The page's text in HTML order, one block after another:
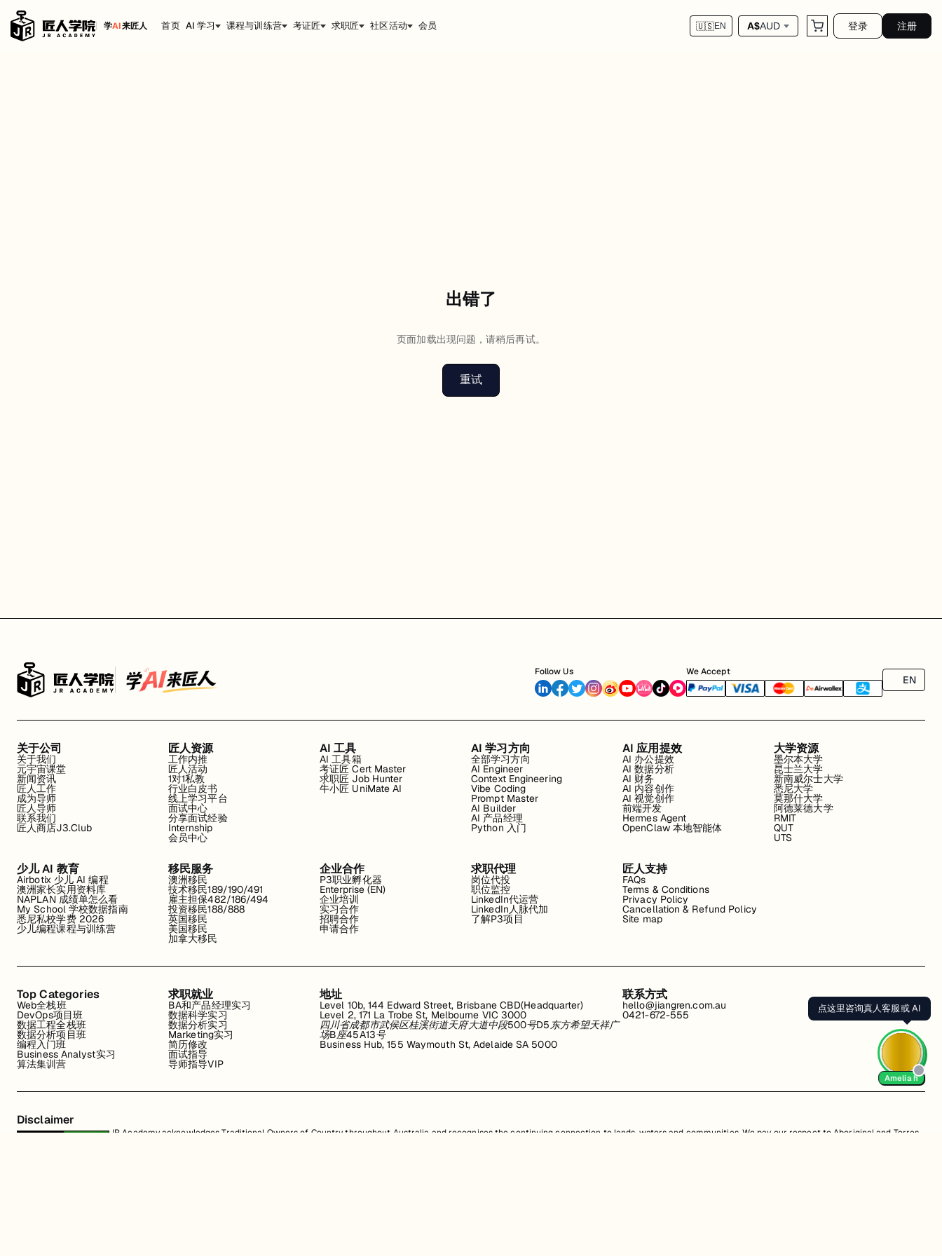
学AI来匠人 首页 AI 学习 课程与训练营 考证匠 求职匠 社区活动 会员 🇺🇸EN A$AUD 登录 注册
出错了
页面加载出现问题，请稍后再试。
重试
Follow Us We Accept
EN
关于公司
关于我们
元宇宙课堂
新闻资讯
匠人工作
成为导师
匠人导师
联系我们
匠人商店J3.Club
匠人资源
工作内推
匠人活动
1对1私教
行业白皮书
线上学习平台
面试中心
分享面试经验
Internship
会员中心
AI 工具
AI 工具箱
考证匠 Cert Master
求职匠 Job Hunter
牛小匠 UniMate AI
AI 学习方向
全部学习方向
AI Engineer
Context Engineering
Vibe Coding
Prompt Master
AI Builder
AI 产品经理
Python 入门
AI 应用提效
AI 办公提效
AI 数据分析
AI 财务
AI 内容创作
AI 视觉创作
前端开发
Hermes Agent
OpenClaw 本地智能体
大学资源
墨尔本大学
昆士兰大学
新南威尔士大学
悉尼大学
莫那什大学
阿德莱德大学
RMIT
QUT
UTS
少儿 AI 教育
Airbotix 少儿 AI 编程
澳洲家长实用资料库
NAPLAN 成绩单怎么看
My School 学校数据指南
悉尼私校学费 2026
少儿编程课程与训练营
移民服务
澳洲移民
技术移民189/190/491
雇主担保482/186/494
投资移民188/888
英国移民
美国移民
加拿大移民
企业合作
P3职业孵化器
Enterprise (EN)
企业培训
实习合作
招聘合作
申请合作
求职代理
岗位代投
职位监控
LinkedIn代运营
LinkedIn人脉代加
了解P3项目
匠人支持
FAQs
Terms & Conditions
Privacy Policy
Cancellation & Refund Policy
Site map
Top Categories
Web全栈班
DevOps项目班
数据工程全栈班
数据分析项目班
编程入门班
Business Analyst实习
算法集训营
求职就业
BA和产品经理实习
数据科学实习
数据分析实习
Marketing实习
简历修改
面试指导
导师指导VIP
地址
Level 10b, 144 Edward Street, Brisbane CBD(Headquarter)
Level 2, 171 La Trobe St, Melbourne VIC 3000
四川省成都市武侯区桂溪街道天府大道中段500号D5东方希望天祥广
场B座45A13号
Business Hub, 155 Waymouth St, Adelaide SA 5000
联系方式
hello@jiangren.com.au
0421-672-555
Disclaimer
JR Academy acknowledges Traditional Owners of Country throughout Australia and recognises the continuing connection to lands, waters and communities. We pay our respect to Aboriginal and Torres
点这里咨询真人客服或 AI
Amelia h